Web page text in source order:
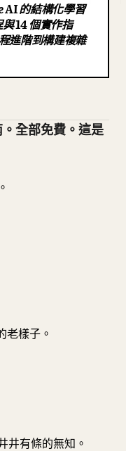
的結構化學習
14 個實作指
進階到構建複雜
全部免費。這是
老樣子。
井有條的無知。